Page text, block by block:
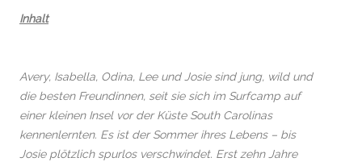
Inhalt
Avery, Isabella, Odina, Lee und Josie sind jung, wild und
die besten Freundinnen, seit sie sich im Surfcamp auf
einer kleinen Insel vor der Küste South Carolinas
kennenlernten. Es ist der Sommer ihres Lebens – bis
Josie plötzlich spurlos verschwindet. Erst zehn Jahre